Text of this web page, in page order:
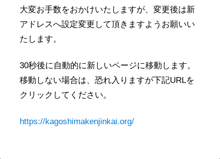
大変お手数をおかけいたしますが、変更後は新
アドレスへ設定変更して頂きますようお願いい
たします。
30秒後に自動的に新しいページに移動します。
移動しない場合は、恐れ入りますが下記URLを
クリックしてください。
https://kagoshimakenjinkai.org/
最近のコメント
アーカイブ
2019年4月